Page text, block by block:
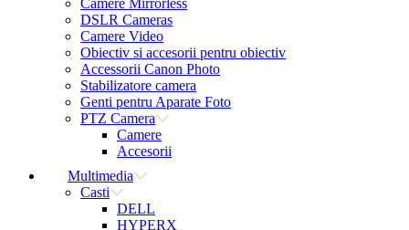
Camere Mirrorless
DSLR Cameras
Camere Video
Obiectiv si accesorii pentru obiectiv
Accessorii Canon Photo
Stabilizatore camera
Genti pentru Aparate Foto
PTZ Camera
Camere
Accesorii
Multimedia
Casti
DELL
HYPERX